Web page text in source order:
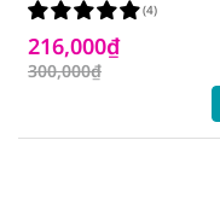
216,000₫
300,000₫
(4)